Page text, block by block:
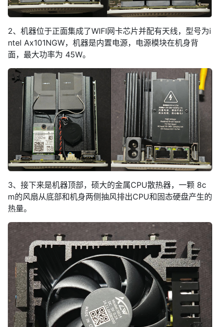
2、机器位于正面集成了WIFI网卡芯片并配有天线，型号为i
ntel Ax101NGW，机器是内置电源，电源模块在机身背
面，最大功率为 45W。
3、接下来是机器顶部，硕大的金属CPU散热器，一颗 8c
m的风扇从底部和机身两侧抽风排出CPU和固态硬盘产生的
热量。